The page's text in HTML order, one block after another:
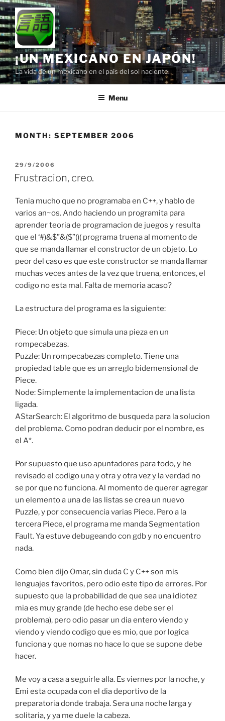
Skip
to
content
¡UN MEXICANO EN JAPÓN!
La vida de un mexicano en el país del sol naciente.
Menu
MONTH: SEPTEMBER 2006
POSTED
ON
29/9/2006
Frustracion, creo.
Tenia mucho que no programaba en C++, y hablo de
varios an~os. Ando haciendo un programita para
aprender teoria de programacion de juegos y resulta
que el ‘#)&$”&($”()( programa truena al momento de
que se manda llamar el constructor de un objeto. Lo
peor del caso es que este constructor se manda llamar
muchas veces antes de la vez que truena, entonces, el
codigo no esta mal. Falta de memoria acaso?
La estructura del programa es la siguiente:
Piece: Un objeto que simula una pieza en un
rompecabezas.
Puzzle: Un rompecabezas completo. Tiene una
propiedad table que es un arreglo bidemensional de
Piece.
Node: Simplemente la implementacion de una lista
ligada.
AStarSearch: El algoritmo de busqueda para la solucion
del problema. Como podran deducir por el nombre, es
el A*.
Por supuesto que uso apuntadores para todo, y he
revisado el codigo una y otra y otra vez y la verdad no
se por que no funciona. Al momento de querer agregar
un elemento a una de las listas se crea un nuevo
Puzzle, y por consecuencia varias Piece. Pero a la
tercera Piece, el programa me manda Segmentation
Fault. Ya estuve debugeando con gdb y no encuentro
nada.
Como bien dijo Omar, sin duda C y C++ son mis
lenguajes favoritos, pero odio este tipo de errores. Por
supuesto que la probabilidad de que sea una idiotez
mia es muy grande (de hecho ese debe ser el
problema), pero odio pasar un dia entero viendo y
viendo y viendo codigo que es mio, que por logica
funciona y que nomas no hace lo que se supone debe
hacer.
Me voy a casa a seguirle alla. Es viernes por la noche, y
Emi esta ocupada con el dia deportivo de la
preparatoria donde trabaja. Sera una noche larga y
solitaria, y ya me duele la cabeza.